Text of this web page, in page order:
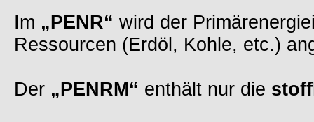
Im „PENR“ wird der
Ressourcen (Erdöl, Kohle, etc.)
Der „PENRM“ enthält nur die